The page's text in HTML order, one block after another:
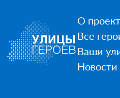
О
Все
Ваши
Новости